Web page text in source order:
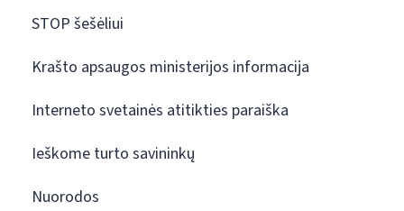
STOP šešėliui
Krašto apsaugos ministerijos informacija
Interneto svetainės atitikties paraiška
Ieškome turto savininkų
Nuorodos